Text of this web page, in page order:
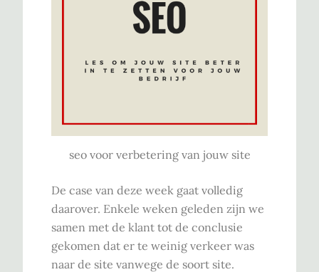
seo voor verbetering van jouw site
De case van deze week gaat volledig
daarover. Enkele weken geleden zijn we
samen met de klant tot de conclusie
gekomen dat er te weinig verkeer was
naar de site vanwege de soort site.